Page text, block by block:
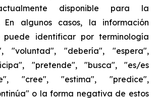
disponible para la
En algunos casos, la información
puede identificar por terminología
"voluntad", "debería", "espera",
"pretende", "busca", "es/es
"cree", "estima", "predice",
o la forma negativa de estos